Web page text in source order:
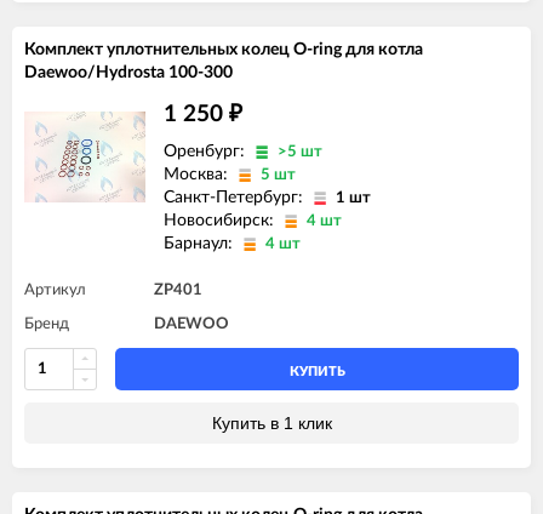
Комплект уплотнительных колец O-ring для котла
Daewoo/Hydrosta 100-300
1 250 ₽
Оренбург: >5 шт
Москва: 5 шт
Санкт-Петербург: 1 шт
Новосибирск: 4 шт
Барнаул: 4 шт
Артикул ZP401
Бренд DAEWOO
КУПИТЬ
Купить в 1 клик